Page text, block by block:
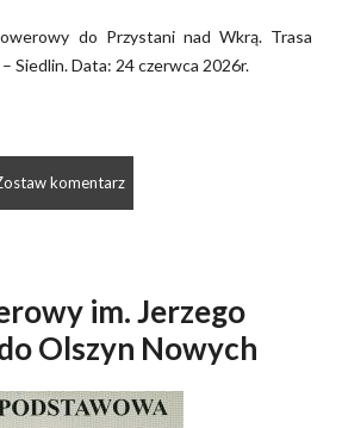
do Przystani nad Wkrą. Trasa
Siedlin. Data: 24 czerwca 2026r.
komentarz
im. Jerzego
Olszyn Nowych